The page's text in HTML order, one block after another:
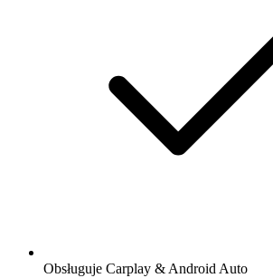
Obsługuje Carplay & Android Auto